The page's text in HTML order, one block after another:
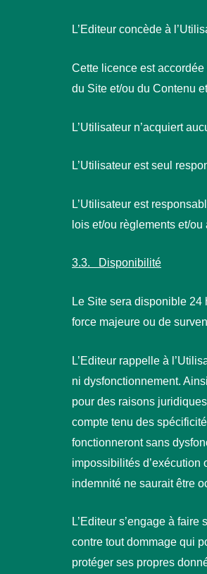
L’Editeur concède à
Cette licence est
du Site et/ou du Contenu
L’Utilisateur n’acquiert
L’Utilisateur est seul
L’Utilisateur est
lois et/ou règlements et/
3.3. Disponibilité
Le Site sera disponible 24
force majeure ou de
L’Editeur rappelle à
ni dysfonctionnement.
pour des raisons
compte tenu des
fonctionneront sans
impossibilités d’exécution
indemnité ne saurait être
L’Editeur s’engage à
contre tout dommage qui
protéger ses propres